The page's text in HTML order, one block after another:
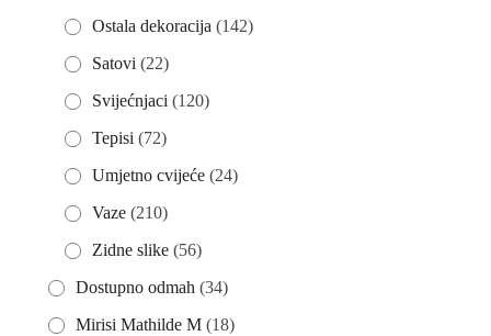
Ostala dekoracija (142)
Satovi (22)
Svijećnjaci (120)
Tepisi (72)
Umjetno cvijeće (24)
Vaze (210)
Zidne slike (56)
Dostupno odmah (34)
Mirisi Mathilde M (18)